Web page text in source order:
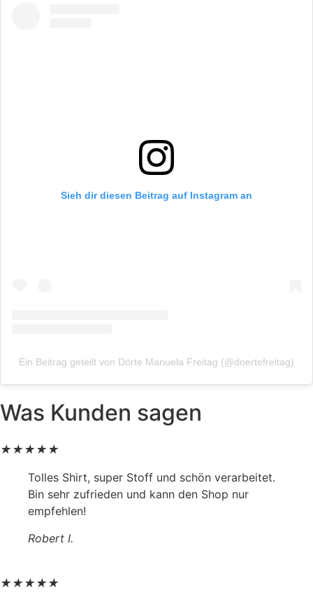
Sieh dir diesen Beitrag auf Instagram an
Ein Beitrag geteilt von Dörte Manuela Freitag (@doertefreitag)
Was Kunden sagen
★★★★★
Tolles Shirt, super Stoff und schön verarbeitet.
Bin sehr zufrieden und kann den Shop nur
empfehlen!
Robert I.
★★★★★